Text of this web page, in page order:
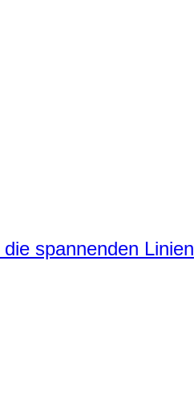
spannenden Linien